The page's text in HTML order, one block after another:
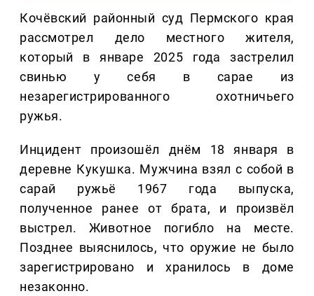
Кочёвский районный суд Пермского края
рассмотрел дело местного жителя,
который в январе 2025 года застрелил
свинью у себя в сарае из
незарегистрированного охотничьего
ружья.
Инцидент произошёл днём 18 января в
деревне Кукушка. Мужчина взял с собой в
сарай ружьё 1967 года выпуска,
полученное ранее от брата, и произвёл
выстрел. Животное погибло на месте.
Позднее выяснилось, что оружие не было
зарегистрировано и хранилось в доме
незаконно.